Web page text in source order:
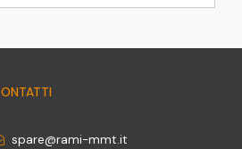
spare@rami-mmt.it